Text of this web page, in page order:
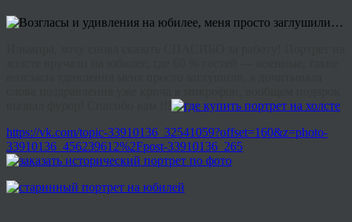
https://vk.com/topic-33910136_32541059?offset=160&z=photo-
33910136_456239612%2Fpost-33910136_265